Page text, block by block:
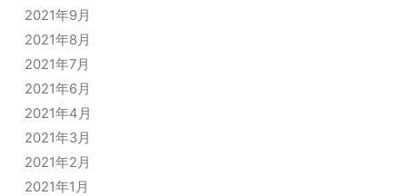
2021年9月
2021年8月
2021年7月
2021年6月
2021年4月
2021年3月
2021年2月
2021年1月